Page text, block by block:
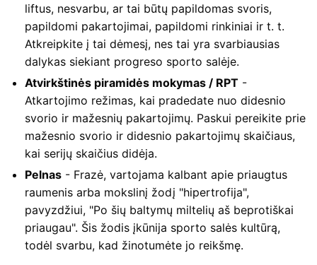
liftus, nesvarbu, ar tai būtų papildomas svoris,
papildomi pakartojimai, papildomi rinkiniai ir t. t.
Atkreipkite į tai dėmesį, nes tai yra svarbiausias
dalykas siekiant progreso sporto salėje.
Atvirkštinės piramidės mokymas / RPT -
Atkartojimo režimas, kai pradedate nuo didesnio
svorio ir mažesnių pakartojimų. Paskui pereikite prie
mažesnio svorio ir didesnio pakartojimų skaičiaus,
kai serijų skaičius didėja.
Pelnas - Frazė, vartojama kalbant apie priaugtus
raumenis arba mokslinį žodį "hipertrofija",
pavyzdžiui, "Po šių baltymų miltelių aš beprotiškai
priaugau". Šis žodis įkūnija sporto salės kultūrą,
todėl svarbu, kad žinotumėte jo reikšmę.